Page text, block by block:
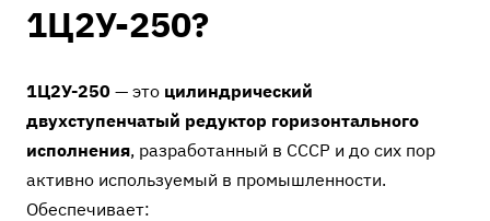
1Ц2У-250?
1Ц2У-250 — это цилиндрический
двухступенчатый редуктор горизонтального
исполнения, разработанный в СССР и до сих пор
активно используемый в промышленности.
Обеспечивает: